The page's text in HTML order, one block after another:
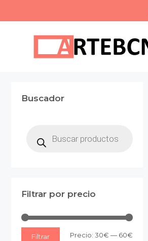
Buscador
productos
Filtrar por precio
Filtrar Precio: 30€ — 60€